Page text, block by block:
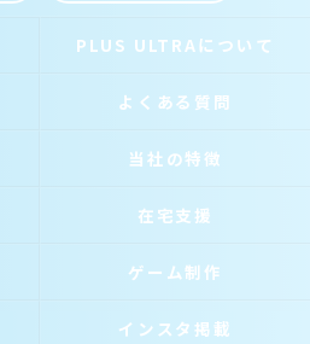
PLUS ULTRAについて
よくある質問
当社の特徴
在宅支援
ゲーム制作
インスタ掲載